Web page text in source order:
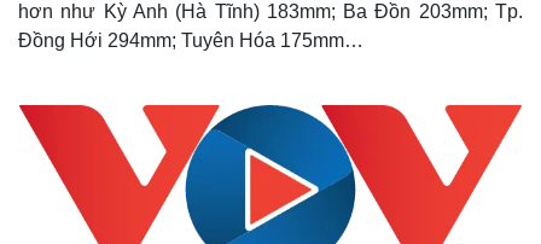
hơn như Kỳ Anh (Hà Tĩnh) 183mm; Ba Đồn 203mm; Tp.
Đồng Hới 294mm; Tuyên Hóa 175mm…